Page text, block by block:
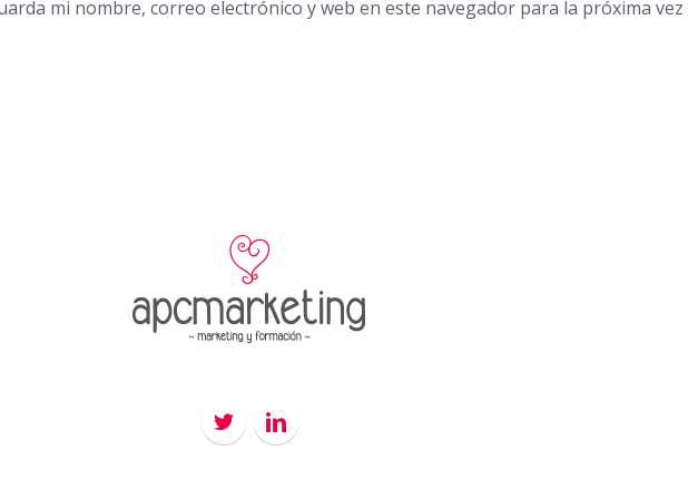
mi nombre, correo electrónico y web en este navegador para la próxima vez